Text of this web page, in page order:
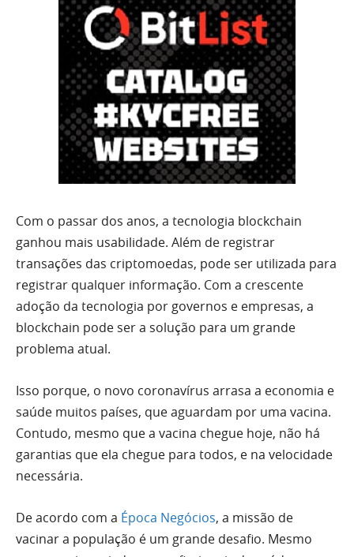
Com o passar dos anos, a tecnologia blockchain
ganhou mais usabilidade. Além de registrar
transações das criptomoedas, pode ser utilizada para
registrar qualquer informação. Com a crescente
adoção da tecnologia por governos e empresas, a
blockchain pode ser a solução para um grande
problema atual.
Isso porque, o novo coronavírus arrasa a economia e
saúde muitos países, que aguardam por uma vacina.
Contudo, mesmo que a vacina chegue hoje, não há
garantias que ela chegue para todos, e na velocidade
necessária.
De acordo com a Época Negócios, a missão de
vacinar a população é um grande desafio. Mesmo